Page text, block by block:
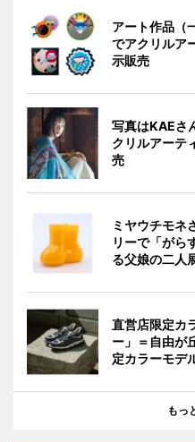
アート作品（
でアクリルア
示販売
写真はKAEさ
クリルアーテ
売
ミヤウチモネ
リーで「が
る父娘の二人
直営店限定カ
ー」＝自由が
定カラーモデ
もっ